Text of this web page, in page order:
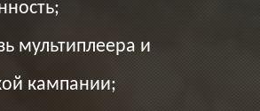
мультиплеера и
кампании;